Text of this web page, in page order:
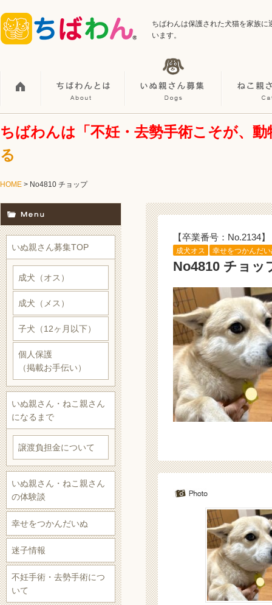
ちばわんは保護された犬猫を家族
います。
ちばわんは「不妊・去勢手術こそが、
る
HOME > No4810 チョップ
【卒業番号：No.2134】
成犬オス 幸せをつかんだ
No4810 チョッ
いぬ親さん募集TOP
成犬（オス）
成犬（メス）
子犬（12ヶ月以下）
個人保護
（掲載お手伝い）
いぬ親さん・ねこ親さん
になるまで
譲渡負担金について
いぬ親さん・ねこ親さん
の体験談
幸せをつかんだいぬ
迷子情報
不妊手術・去勢手術につ
いて